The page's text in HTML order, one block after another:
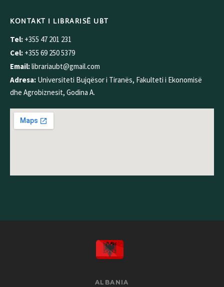
KONTAKT I LIBRARISË UBT
Tel: +355 47 201 231
Cel: +355 69 250 5379
Email:librariaubt@gmail.com
Adresa: Universiteti Bujqësor i Tiranës, Fakulteti i Ekonomisë
dhe Agrobiznesit, Godina A.
ALBANIA